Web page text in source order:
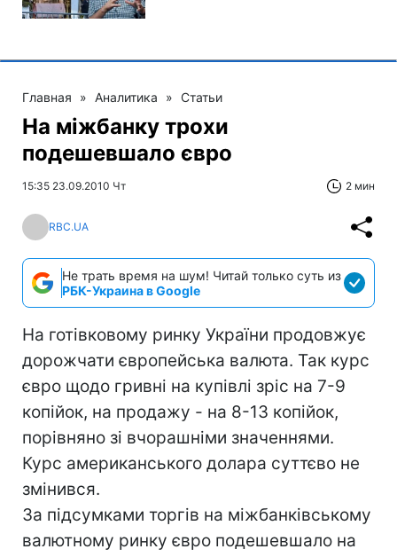
Главная » Аналитика » Статьи
На міжбанку трохи
подешевшало євро
15:35 23.09.2010 Чт 2 мин
RBC.UA
Не трать время на шум! Читай только суть из
РБК-Украина в Google
На готівковому ринку України продовжує
дорожчати європейська валюта. Так курс
євро щодо гривні на купівлі зріс на 7-9
копійок, на продажу - на 8-13 копійок,
порівняно зі вчорашніми значеннями.
Курс американського долара суттєво не
змінився.
За підсумками торгів на міжбанківському
валютному ринку євро подешевшало на